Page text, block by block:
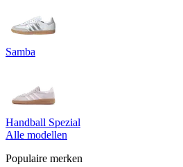
Samba
Handball Spezial
Alle modellen
Populaire merken